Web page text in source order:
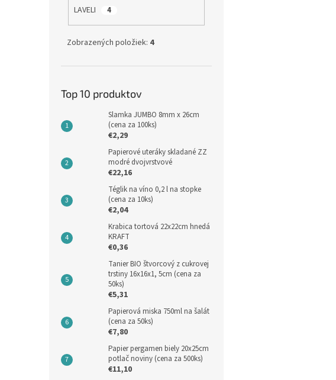
LAVELI 4
Zobrazených položiek: 4
Top 10 produktov
Slamka JUMBO 8mm x 26cm
(cena za 100ks)
€2,29
Papierové uteráky skladané ZZ
modré dvojvrstvové
€22,16
Téglik na víno 0,2 l na stopke
(cena za 10ks)
€2,04
Krabica tortová 22x22cm hnedá
KRAFT
€0,36
Tanier BIO štvorcový z cukrovej
trstiny 16x16x1, 5cm (cena za
50ks)
€5,31
Papierová miska 750ml na šalát
(cena za 50ks)
€7,80
Papier pergamen biely 20x25cm
potlač noviny (cena za 500ks)
€11,10